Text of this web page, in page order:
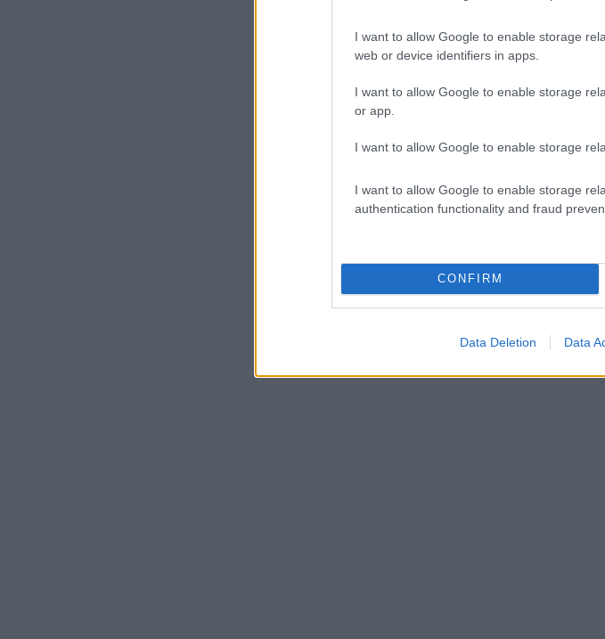
I want to allow Google to enable storage
web or device identifiers in apps.
I want to allow Google to enable storage
or app.
I want to allow Google to enable storage
I want to allow Google to enable storage
authentication functionality and fraud
CONFIRM
Data Deletion Data